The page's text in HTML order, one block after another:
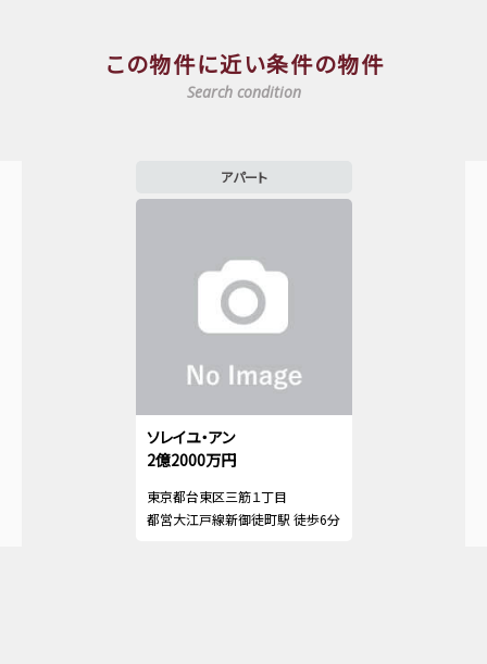
この物件に近い条件の物件
Search condition
アパート
ソレイユ・アン
2億2000万円
東京都台東区三筋１丁目
都営大江戸線新御徒町駅 徒歩6分